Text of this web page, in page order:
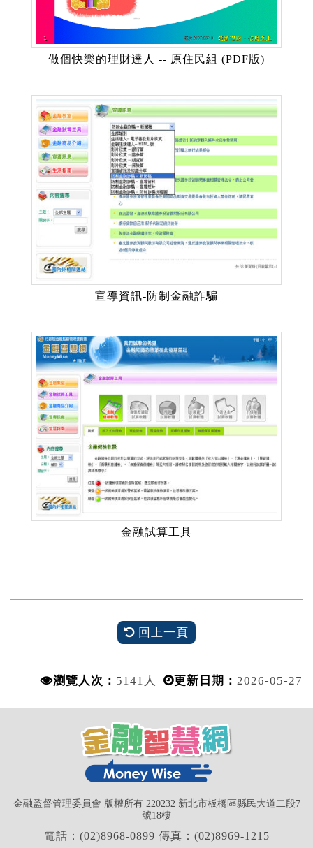
做個快樂的理財達人 -- 原住民組 (PDF版)
宣導資訊-防制金融詐騙
金融試算工具
回上一頁
瀏覽人次： 5141人 更新日期： 2026-05-27
金融監督管理委員會 版權所有 220232 新北市板橋區縣民大道二段7
號18樓
電話：(02)8968-0899 傳真：(02)8969-1215